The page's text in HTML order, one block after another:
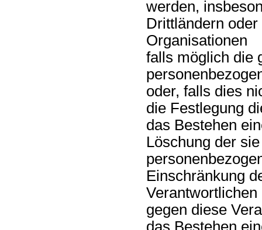
werden,
Drittländern
Organisationen
falls möglich die
oder, falls dies
die Festlegung
das Bestehen
Löschung der
Einschränkung
gegen diese
das Bestehen